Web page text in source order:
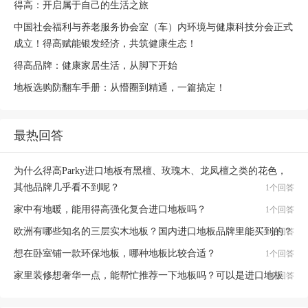
得高：开启属于自己的生活之旅
中国社会福利与养老服务协会室（车）内环境与健康科技分会正式
成立！得高赋能银发经济，共筑健康生态！
得高品牌：健康家居生活，从脚下开始
地板选购防翻车手册：从懵圈到精通，一篇搞定！
最热回答
为什么得高Parky进口地板有黑檀、玫瑰木、龙凤檀之类的花色，
其他品牌几乎看不到呢？
1个回答
家中有地暖，能用得高强化复合进口地板吗？ 1个回答
欧洲有哪些知名的三层实木地板？国内进口地板品牌里能买到的？
1个回答
想在卧室铺一款环保地板，哪种地板比较合适？ 1个回答
家里装修想奢华一点，能帮忙推荐一下地板吗？可以是进口地板
1个回答